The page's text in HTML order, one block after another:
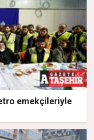
emekçileriyle